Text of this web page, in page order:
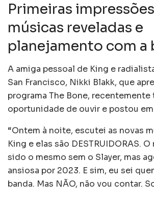
Primeiras
músicas reveladas e
planejamento com a
A amiga pessoal de King e
San Francisco, Nikki Blakk, que
programa The Bone, recentemente
oportunidade de ouvir e postou
“Ontem à noite, escutei as novas
King e elas são DESTRUIDORAS.
sido o mesmo sem o Slayer, mas
ansiosa por 2023. E sim, eu sei
banda. Mas NÃO, não vou contar.